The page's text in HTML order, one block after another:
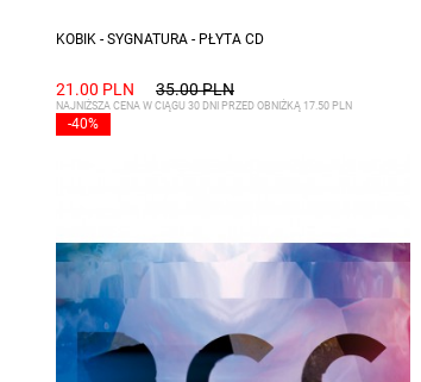
KOBIK - SYGNATURA - PŁYTA CD
21.00 PLN 35.00 PLN
-40%
NAJNIŻSZA CENA W CIĄGU 30 DNI PRZED OBNIŻKĄ 17.50 PLN